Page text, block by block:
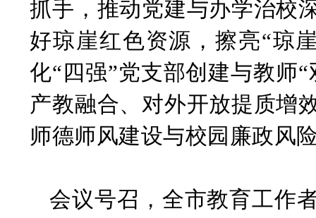
抓手，推动党建与办学治校
好琼崖红色资源，擦亮“琼
化“四强”党支部创建与教师
产教融合、对外开放提质增
师德师风建设与校园廉政风
会议号召，全市教育工作